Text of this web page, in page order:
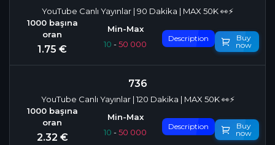
YouTube Canlı Yayınlar | 90 Dakika | MAX 50K 👀⚡
1.75 € 10 -50 000
Description
Buy
now
736
YouTube Canlı Yayınlar | 120 Dakika | MAX 50K 👀⚡
2.32 € 10 -50 000
Description
Buy
now